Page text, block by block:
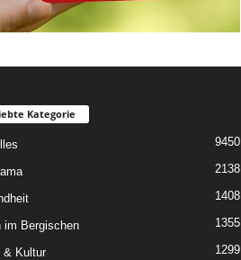
Kategorie
9450
2138
1408
im Bergischen 1355
& Kultur 1299